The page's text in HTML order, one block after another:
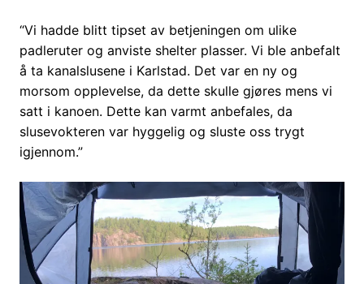
“Vi hadde blitt tipset av betjeningen om ulike
padleruter og anviste shelter plasser. Vi ble anbefalt
å ta kanalslusene i Karlstad. Det var en ny og
morsom opplevelse, da dette skulle gjøres mens vi
satt i kanoen. Dette kan varmt anbefales, da
slusevokteren var hyggelig og sluste oss trygt
igjennom.”